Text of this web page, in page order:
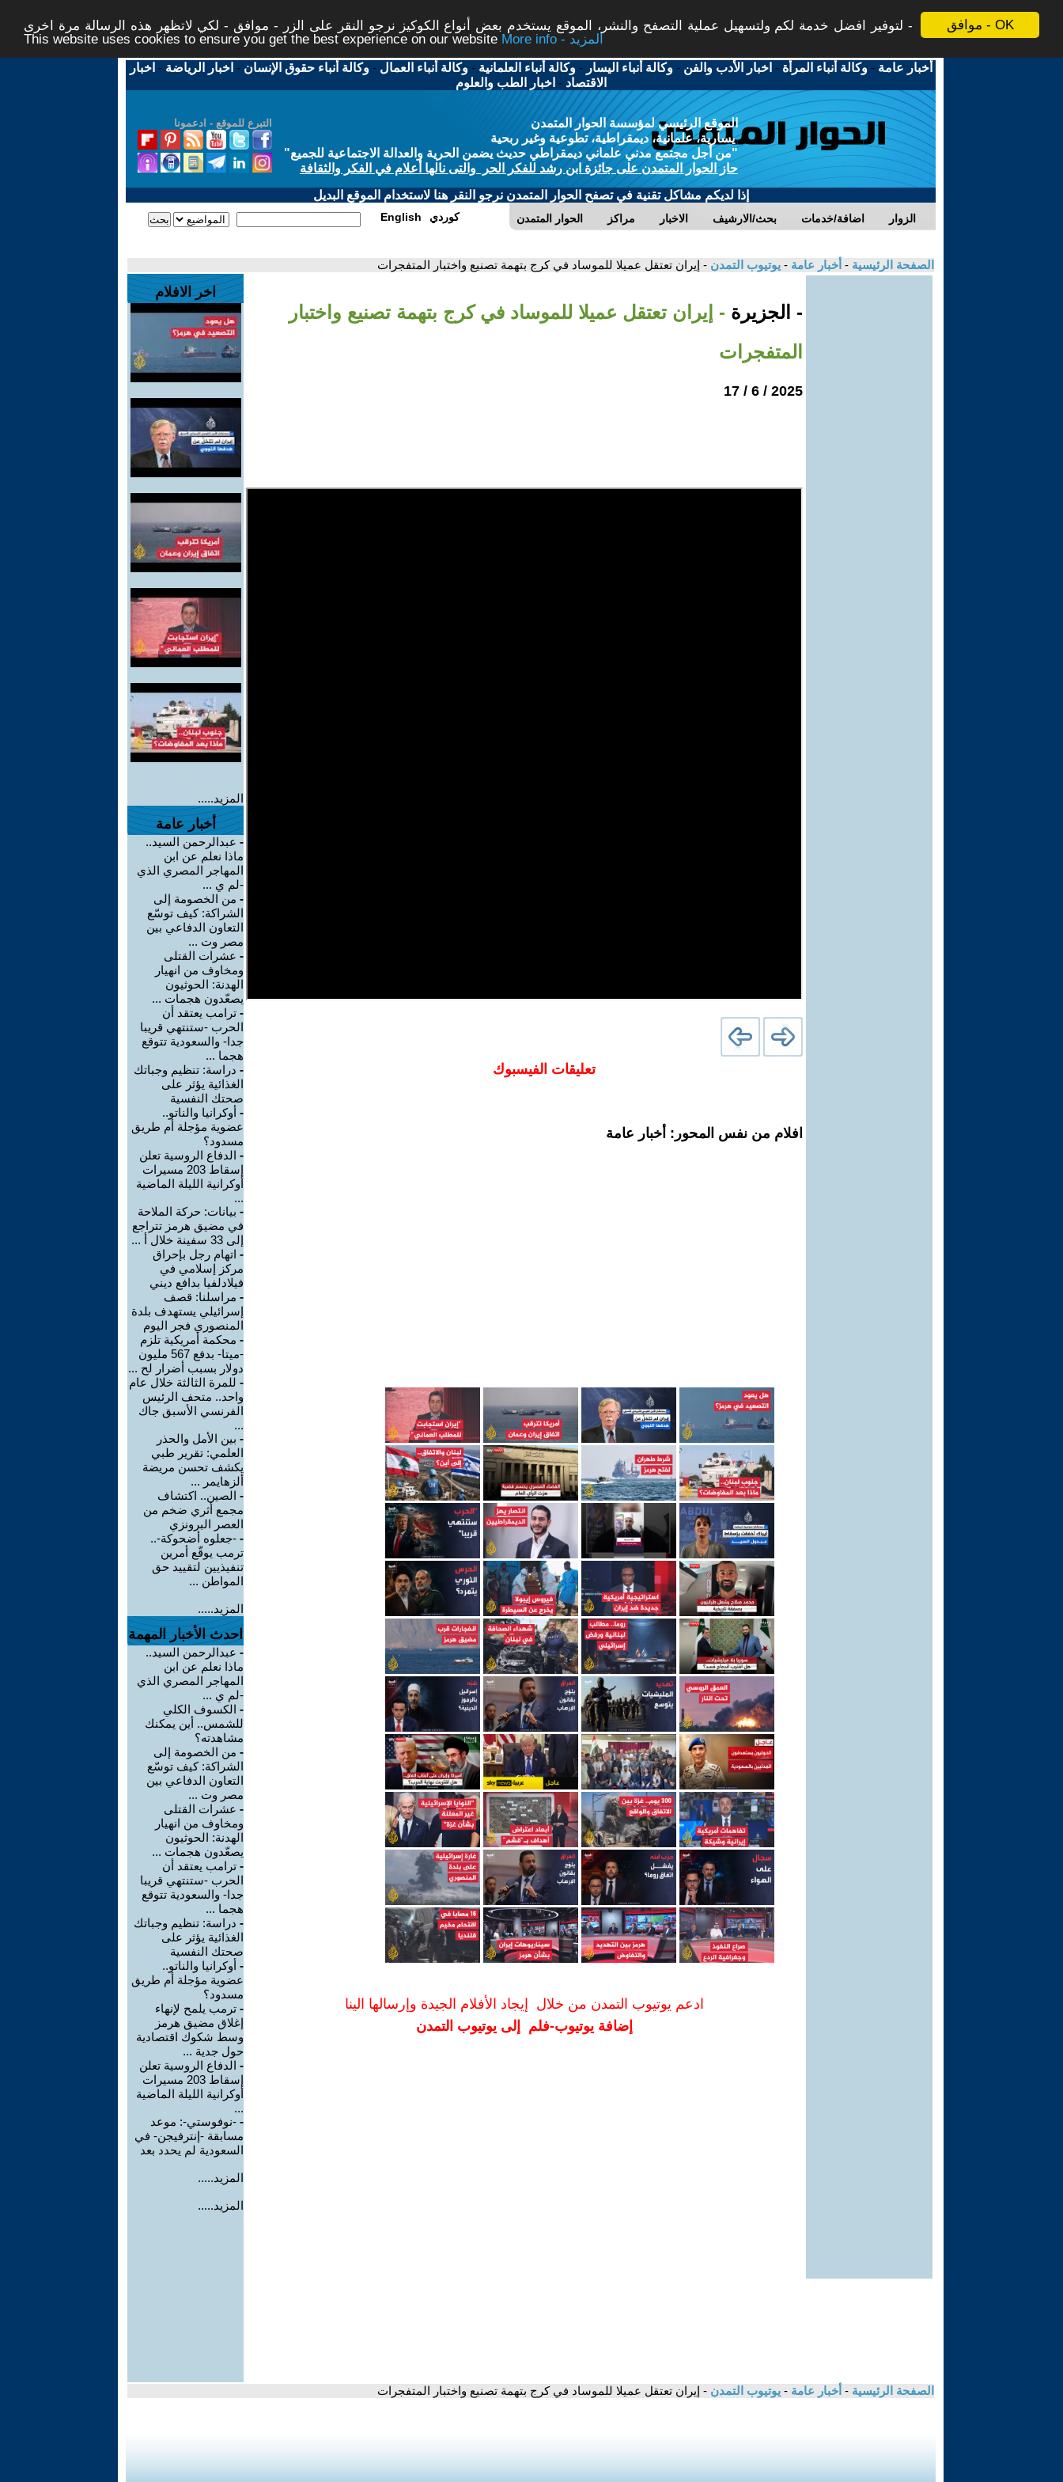
موافق - OK
لتوفير افضل خدمة لكم ولتسهيل عملية التصفح والنشر، الموقع يستخدم بعض أنواع الكوكيز نرجو النقر على الزر - موافق - لكي لاتظهر هذه الرسالة مرة اخرى -
This website uses cookies to ensure you get the best experience on our website
More info - المزيد
أخبار عامة -وكالة أنباء المرأة - اخبار الأدب والفن -وكالة أنباء اليسار -وكالة أنباء العلمانية -وكالة أنباء العمال -وكالة أنباء حقوق الإنسان - اخبار الرياضة - اخبار
الاقتصاد - اخبار الطب والعلوم
التبرع للموقع - ادعمونا
الموقع الرئيسي لمؤسسة الحوار المتمدن
يسارية، علمانية، ديمقراطية، تطوعية وغير ربحية
"من أجل مجتمع مدني علماني ديمقراطي حديث يضمن الحرية والعدالة الاجتماعية للجميع"
حاز الحوار المتمدن على جائزة ابن رشد للفكر الحر والتى نالها أعلام في الفكر والثقافة
إذا لديكم مشاكل تقنية في تصفح الحوار المتمدن نرجو النقر هنا لاستخدام الموقع البديل
الحوار المتمدن مراكز الاخبار بحث/الارشيف اضافة/خدمات الزوار English كوردي
الصفحة الرئيسية - أخبار عامة - يوتيوب التمدن - إيران تعتقل عميلا للموساد في كرج بتهمة تصنيع واختبار المتفجرات
- الجزيرة - إيران تعتقل عميلا للموساد في كرج بتهمة تصنيع واختبار
المتفجرات
2025 / 6 / 17
تعليقات الفيسبوك
افلام من نفس المحور: أخبار عامة
ادعم يوتيوب التمدن من خلال إيجاد الأفلام الجيدة وإرسالها الينا
إضافة يوتيوب-فلم إلى يوتيوب التمدن
اخر الافلام
المزيد.....
أخبار عامة
- عبدالرحمن السيد..
ماذا نعلم عن ابن
المهاجر المصري الذي
-لم ي ...
- من الخصومة إلى
الشراكة: كيف توسّع
التعاون الدفاعي بين
مصر وت ...
- عشرات القتلى
ومخاوف من انهيار
الهدنة: الحوثيون
يصعّدون هجمات ...
- ترامب يعتقد أن
الحرب -ستنتهي قريبا
جدا- والسعودية تتوقع
هجما ...
- دراسة: تنظيم وجباتك
الغذائية يؤثر على
صحتك النفسية
- أوكرانيا والناتو..
عضوية مؤجلة أم طريق
مسدود؟
- الدفاع الروسية تعلن
إسقاط 203 مسيرات
أوكرانية الليلة الماضية
...
- بيانات: حركة الملاحة
في مضيق هرمز تتراجع
إلى 33 سفينة خلال أ ...
- اتهام رجل بإحراق
مركز إسلامي في
فيلادلفيا بدافع ديني
- مراسلنا: قصف
إسرائيلي يستهدف بلدة
المنصوري فجر اليوم
- محكمة أمريكية تلزم
-ميتا- بدفع 567 مليون
دولار بسبب أضرار لح ...
- للمرة الثالثة خلال عام
واحد.. متحف الرئيس
الفرنسي الأسبق جاك
...
- بين الأمل والحذر
العلمي: تقرير طبي
يكشف تحسن مريضة
ألزهايمر ...
- الصين.. اكتشاف
مجمع أثري ضخم من
العصر البرونزي
- -جعلوه أضحوكة-..
ترمب يوقّع أمرين
تنفيذيين لتقييد حق
المواطن ...
المزيد.....
احدث الأخبار المهمة
- عبدالرحمن السيد..
ماذا نعلم عن ابن
المهاجر المصري الذي
-لم ي ...
- الكسوف الكلي
للشمس.. أين يمكنك
مشاهدته؟
- من الخصومة إلى
الشراكة: كيف توسّع
التعاون الدفاعي بين
مصر وت ...
- عشرات القتلى
ومخاوف من انهيار
الهدنة: الحوثيون
يصعّدون هجمات ...
- ترامب يعتقد أن
الحرب -ستنتهي قريبا
جدا- والسعودية تتوقع
هجما ...
- دراسة: تنظيم وجباتك
الغذائية يؤثر على
صحتك النفسية
- أوكرانيا والناتو..
عضوية مؤجلة أم طريق
مسدود؟
- ترمب يلمح لإنهاء
إغلاق مضيق هرمز
وسط شكوك اقتصادية
حول جدية ...
- الدفاع الروسية تعلن
إسقاط 203 مسيرات
أوكرانية الليلة الماضية
...
- -نوفوستي-: موعد
مسابقة -إنترفيجن- في
السعودية لم يحدد بعد
المزيد.....
المزيد.....
الصفحة الرئيسية - أخبار عامة - يوتيوب التمدن - إيران تعتقل عميلا للموساد في كرج بتهمة تصنيع واختبار المتفجرات